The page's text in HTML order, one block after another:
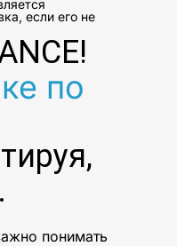
если его не
по
понимать